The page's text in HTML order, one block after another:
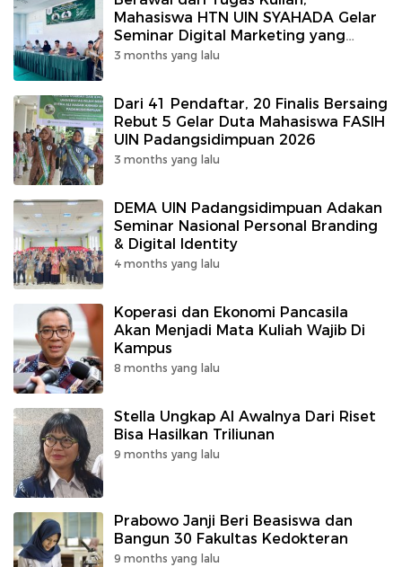
Mahasiswa HTN UIN SYAHADA Gelar
Seminar Digital Marketing yang
Ramai Dibicarakan
3 months yang lalu
Dari 41 Pendaftar, 20 Finalis Bersaing
Rebut 5 Gelar Duta Mahasiswa FASIH
UIN Padangsidimpuan 2026
3 months yang lalu
DEMA UIN Padangsidimpuan Adakan
Seminar Nasional Personal Branding
& Digital Identity
4 months yang lalu
Koperasi dan Ekonomi Pancasila
Akan Menjadi Mata Kuliah Wajib Di
Kampus
8 months yang lalu
Stella Ungkap AI Awalnya Dari Riset
Bisa Hasilkan Triliunan
9 months yang lalu
Prabowo Janji Beri Beasiswa dan
Bangun 30 Fakultas Kedokteran
9 months yang lalu